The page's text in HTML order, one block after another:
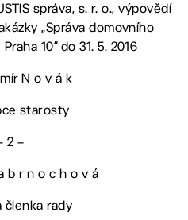
správa, s. r. o., výpovědí
„Správa domovního
10“ do 31. 5. 2016
N o v á k
starosty
2 –
b r n o c h o v á
členka rady